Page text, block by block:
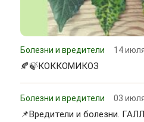
Болезни и вредители 14
🍂🍃КОККОМИКОЗ
Болезни и вредители 03
📌Вредители и болезни.